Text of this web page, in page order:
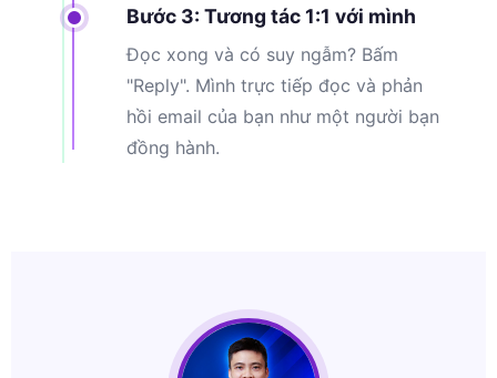
Bước 3: Tương tác 1:1 với mình
Đọc xong và có suy ngẫm? Bấm
"Reply". Mình trực tiếp đọc và phản
hồi email của bạn như một người bạn
đồng hành.